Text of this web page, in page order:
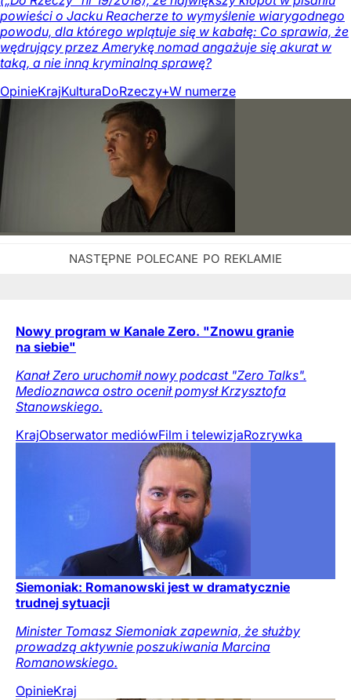
powieści o Jacku Reacherze to wymyślenie wiarygodnego
powodu, dla którego wplątuje się w kabałę: Co sprawia, że
wędrujący przez Amerykę nomad angażuje się akurat w
taką, a nie inną kryminalną sprawę?
OpinieKrajKulturaDoRzeczy+W numerze
Nowy program w Kanale Zero. "Znowu granie
na siebie"
Kanał Zero uruchomił nowy podcast "Zero Talks".
Medioznawca ostro ocenił pomysł Krzysztofa
Stanowskiego.
KrajObserwator mediówFilm i telewizjaRozrywka
Siemoniak: Romanowski jest w dramatycznie
trudnej sytuacji
Minister Tomasz Siemoniak zapewnia, że służby
prowadzą aktywnie poszukiwania Marcina
Romanowskiego.
OpinieKraj